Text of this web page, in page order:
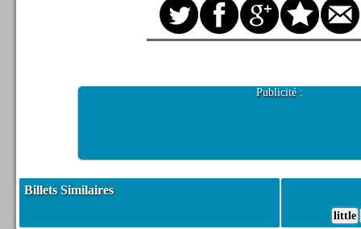
Publicité :
Billets Similaires
little